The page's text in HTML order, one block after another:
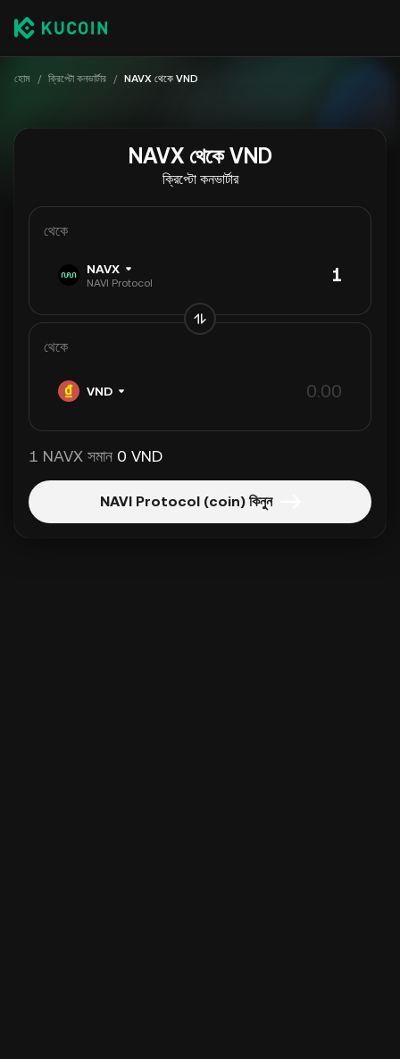
হোম / ক্রিপ্টো কনভার্টার / NAVX থেকে VND
NAVX থেকে VND
ক্রিপ্টো কনভার্টার
থেকে
NAVX
NAVI Protocol
থেকে
VND
1 NAVX সমান 0 VND
NAVI Protocol (coin) কিনুন